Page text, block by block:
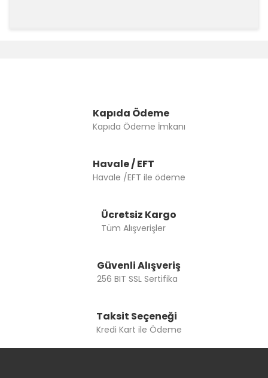
Ürün açıklamasında eksik bilgiler bulunuyor.
Ürün bilgilerinde hatalar bulunuyor.
Bu ürüne benzer farklı alternatifler olmalı.
Kapıda Ödeme
Kapıda Ödeme İmkanı
Havale / EFT
Havale /EFT ile ödeme
Ücretsiz Kargo
Tüm Alışverişler
Güvenli Alışveriş
256 BIT SSL Sertifika
Taksit Seçeneği
Kredi Kart ile Ödeme